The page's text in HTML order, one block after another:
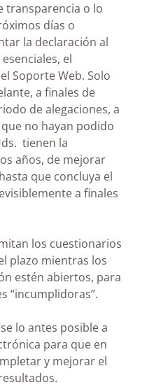
transparencia o lo
días o
la declaración al
el
Soporte Web. Solo
a finales de
de alegaciones, a
no hayan podido
tienen la
años, de mejorar
que concluya el
a finales
los cuestionarios
plazo mientras los
estén abiertos, para
“incumplidoras”.
lo antes posible a
para que en
y mejorar el